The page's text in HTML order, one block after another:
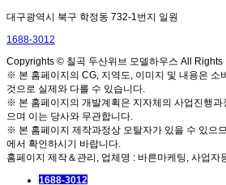
대구광역시 북구 학정동 732-1번지 일원
1688-3012
Copyrights © 칠곡 두산위브 모델하우스 All Rights
※ 본 홈페이지의 CG, 지역도, 이미지 및 내용은 소
것으로 실제와 다를 수 있습니다.
※ 본 홈페이지의 개발계획은 지자체의 사업진행과
으며 이는 당사와 무관합니다.
※ 본 홈페이지 제작과정상 오탈자가 있을 수 있으
에서 확인하시기 바랍니다.
홈페이지 제작＆관리, 업체명 : 바른마케팅, 사업
1688-3012